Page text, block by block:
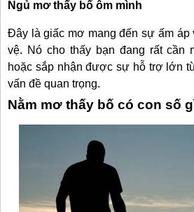
Ngủ mơ thấy bố ôm mình
Đây là giấc mơ mang đến sự ấm áp
vệ. Nó cho thấy bạn đang rất cần
hoặc sắp nhận được sự hỗ trợ lớn
vấn đề quan trọng.
Nằm mơ thấy bố có con số